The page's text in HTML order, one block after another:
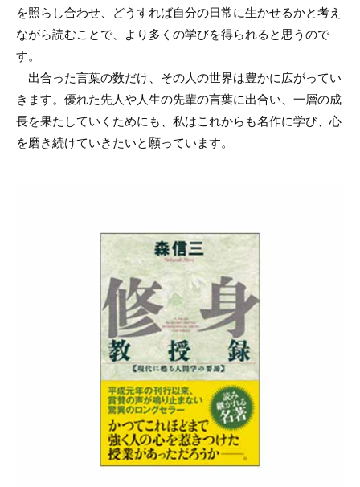
を照らし合わせ、どうすれば自分の日常に生かせるかと考え
ながら読むことで、より多くの学びを得られると思うので
す。
出合った言葉の数だけ、その人の世界は豊かに広がってい
きます。優れた先人や人生の先輩の言葉に出合い、一層の成
長を果たしていくためにも、私はこれからも名作に学び、心
を磨き続けていきたいと願っています。